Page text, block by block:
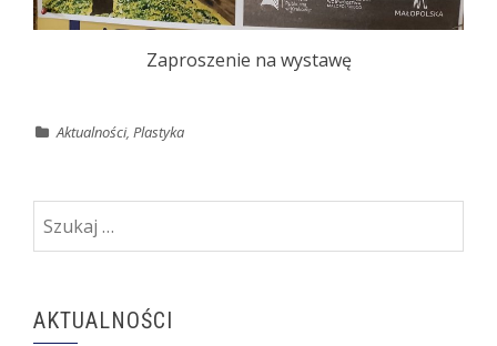
Zaproszenie na wystawę
Aktualności,Plastyka
Szukaj:
AKTUALNOŚCI